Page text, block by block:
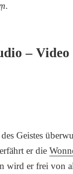
.
– Video
Geistes
er die
wird er frei von